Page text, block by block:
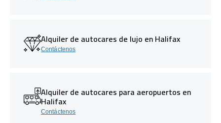
Alquiler de autocares de lujo en Halifax
Contáctenos
Alquiler de autocares para aeropuertos en
Halifax
Contáctenos